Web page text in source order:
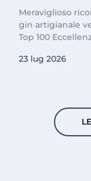
Meraviglioso
gin artigianale
Top 100
23 lug 2026